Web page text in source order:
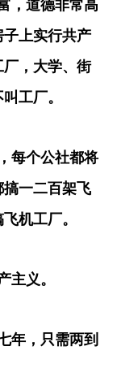
，道德非常高
上实行共产
，大学、街
工厂。
每个公社都将
一二百架飞
机工厂。
主义。
年，只需两到